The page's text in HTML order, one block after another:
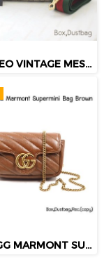
Gucci NEO VINTAGE MESSENGER BAG
GUCCI GG MARMONT SUPERMINI BAG BROWN 2022